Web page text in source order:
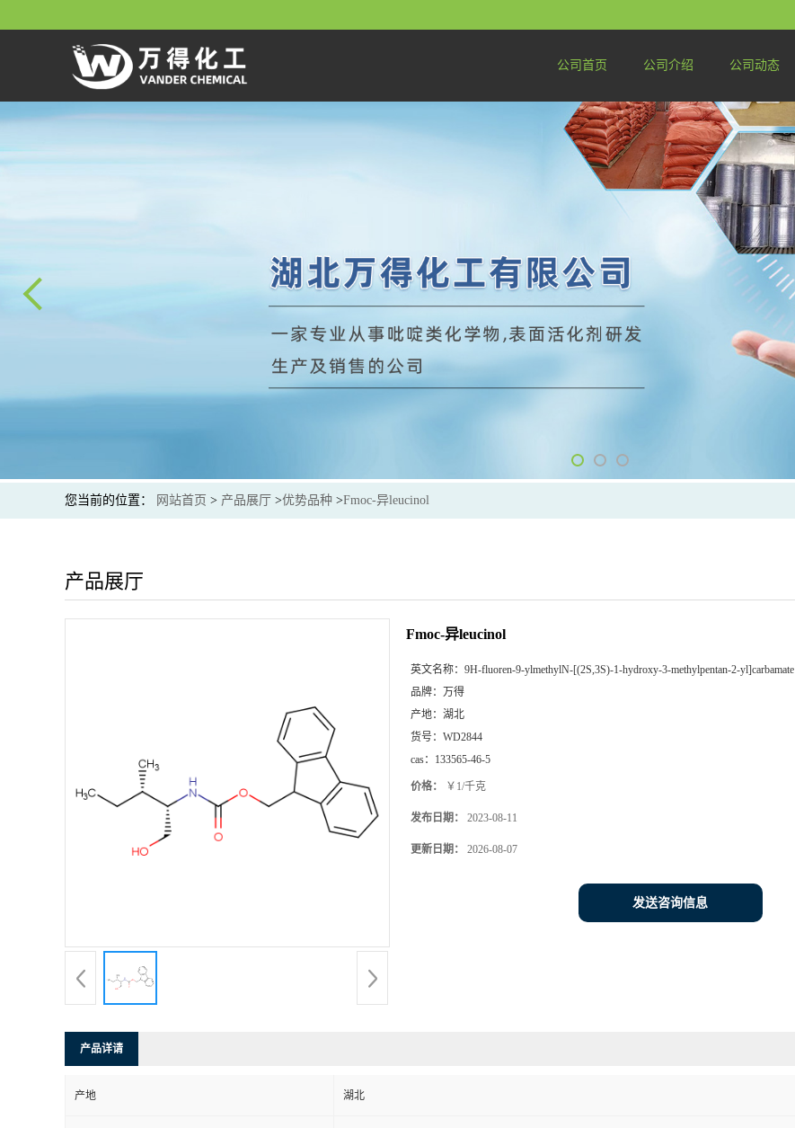
公司首页 公司介绍 公司动态
您当前的位置： 网站首页 > 产品展厅 >优势品种 >Fmoc-异leucinol
产品展厅
Fmoc-异leucinol
英文名称： 9H-fluoren-9-ylmethylN-[(2S,3S)-1-hydroxy-3-methylpentan-2-yl]carbamate
品牌： 万得
产地： 湖北
货号： WD2844
cas： 133565-46-5
价格： ￥1/千克
发布日期： 2023-08-11
更新日期： 2026-08-07
发送咨询信息
产品详请
产地 湖北